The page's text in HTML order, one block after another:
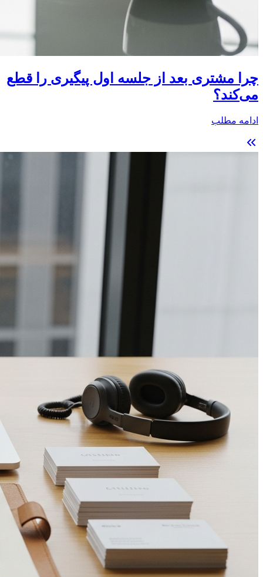
چرا مشتری بعد از جلسه اول پیگیری را قطع
می‌کند؟
ادامه مطلب